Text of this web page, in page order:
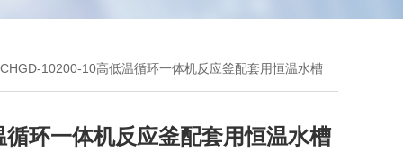
10200-10高低温循环一体机反应釜配套用恒温水槽
循环一体机反应釜配套用恒温水槽